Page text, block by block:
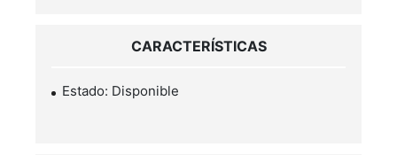
CARACTERÍSTICAS
Estado: Disponible